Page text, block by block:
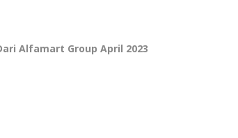
Alfamart Group April 2023